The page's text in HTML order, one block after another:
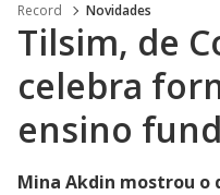
Record Novidades
Tilsim, de
celebra
ensino
Mina Akdin mostrou o